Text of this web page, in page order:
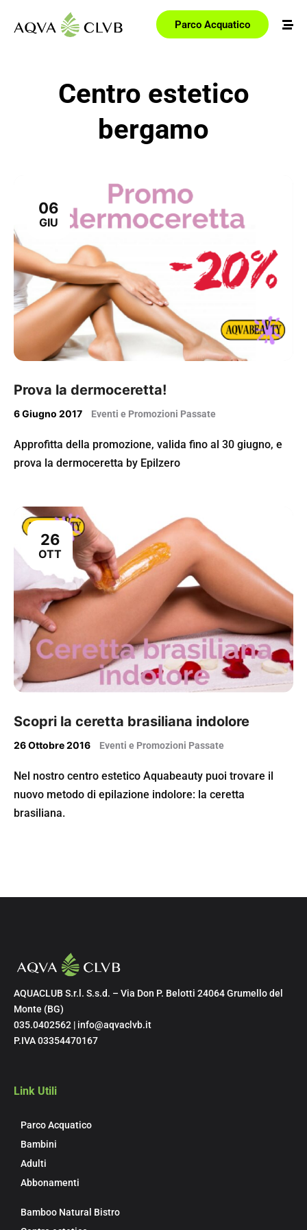
Parco Acquatico
Centro estetico
bergamo
06
GIU
Prova la dermoceretta!
6 Giugno 2017 Eventi e Promozioni Passate
Approfitta della promozione, valida fino al 30 giugno, e
prova la dermoceretta by Epilzero
26
OTT
Scopri la ceretta brasiliana indolore
26 Ottobre 2016 Eventi e Promozioni Passate
Nel nostro centro estetico Aquabeauty puoi trovare il
nuovo metodo di epilazione indolore: la ceretta
brasiliana.
AQUACLUB S.r.l. S.s.d. – Via Don P. Belotti 24064 Grumello del
Monte (BG)
035.0402562 | info@aqvaclvb.it
P.IVA 03354470167
Link Utili
Parco Acquatico
Bambini
Adulti
Abbonamenti
Bamboo Natural Bistro